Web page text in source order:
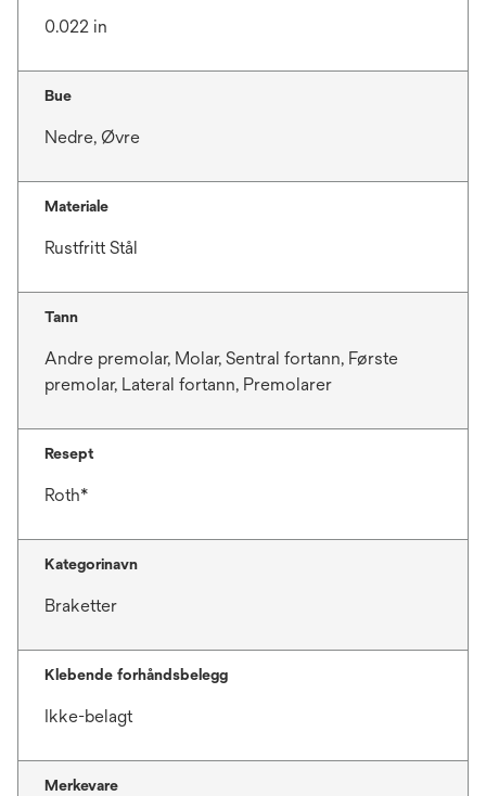
0.022 in
Bue
Nedre, Øvre
Materiale
Rustfritt Stål
Tann
Andre premolar, Molar, Sentral fortann, Første
premolar, Lateral fortann, Premolarer
Resept
Roth*
Kategorinavn
Braketter
Klebende forhåndsbelegg
Ikke-belagt
Merkevare